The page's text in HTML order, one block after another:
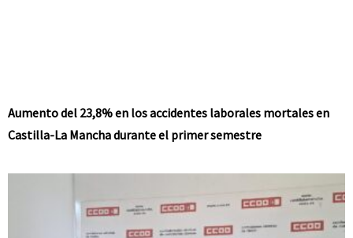
Aumento del 23,8% en los accidentes laborales mortales en
Castilla-La Mancha durante el primer semestre